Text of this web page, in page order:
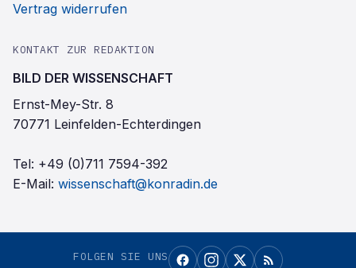
Vertrag widerrufen
KONTAKT ZUR REDAKTION
BILD DER WISSENSCHAFT
Ernst-Mey-Str. 8
70771 Leinfelden-Echterdingen
Tel: +49 (0)711 7594-392
E-Mail: wissenschaft@konradin.de
FOLGEN SIE UNS